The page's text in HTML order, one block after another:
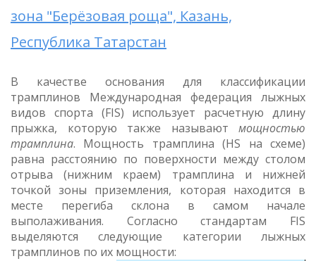
зона "Берёзовая роща", Казань,
Республика Татарстан
В качестве основания для классификации
трамплинов Международная федерация лыжных
видов спорта (FIS) использует расчетную длину
прыжка, которую также называют мощностью
трамплина. Мощность трамплина (HS на схеме)
равна расстоянию по поверхности между столом
отрыва (нижним краем) трамплина и нижней
точкой зоны приземления, которая находится в
месте перегиба склона в самом начале
выполаживания. Согласно стандартам FIS
выделяются следующие категории лыжных
трамплинов по их мощности: